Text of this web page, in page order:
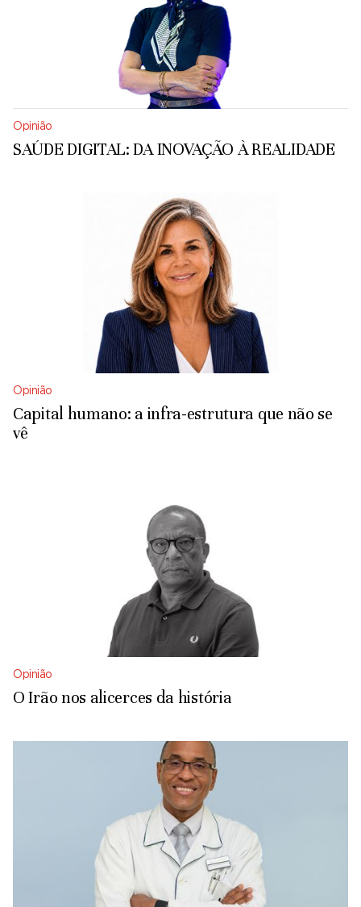
Opinião
SAÚDE DIGITAL: DA INOVAÇÃO À REALIDADE
Opinião
Capital humano: a infra-estrutura que não se
vê
Opinião
O Irão nos alicerces da história